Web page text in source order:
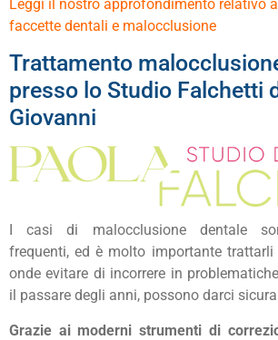
Leggi il nostro approfondimento relativo
faccette dentali e malocclusione
Trattamento
presso lo Studio Falchetti
Giovanni
I casi di malocclusione dentale
frequenti, ed è molto importante trattarli
onde evitare di incorrere in
il passare degli anni, possono darci
Grazie ai moderni strumenti di